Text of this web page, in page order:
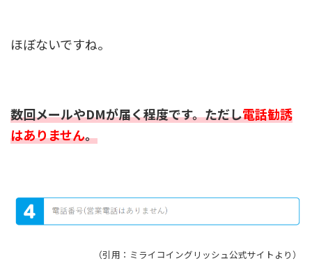
ほぼないですね。
数回メールやDMが届く程度です。ただし電話勧誘
はありません。
（引用：ミライコイングリッシュ公式サイトより）